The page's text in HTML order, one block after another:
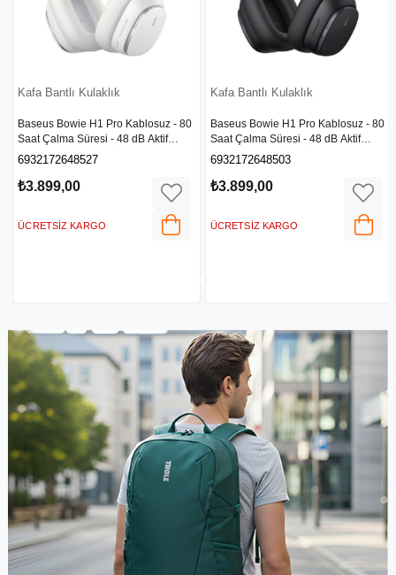
Kafa Bantlı Kulaklık
Baseus Bowie H1 Pro Kablosuz - 80
Saat Çalma Süresi - 48 dB Aktif
Gürültü Engelleme Özellikli Hibrit
6932172648503
₺3.899,00
ÜCRETSIZ KARGO
Kafa Bantlı Kulaklık
Glorious GHS Eternal Multi Platform
Gaming Kulaklık-Beyaz
840408303354
₺3.590,00
ÜCRETSIZ KARGO